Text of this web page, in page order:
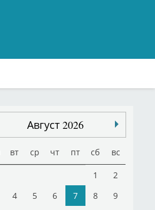
Август 2026
вт ср чт пт сб вс
1
2
4 5 6 7 8
9